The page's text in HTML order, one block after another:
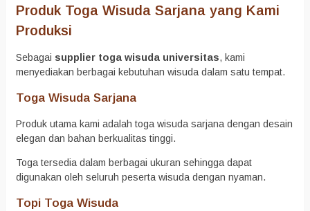
Produk Toga Wisuda Sarjana yang Kami
Produksi
Sebagai supplier toga wisuda universitas, kami
menyediakan berbagai kebutuhan wisuda dalam satu tempat.
Toga Wisuda Sarjana
Produk utama kami adalah toga wisuda sarjana dengan desain
elegan dan bahan berkualitas tinggi.
Toga tersedia dalam berbagai ukuran sehingga dapat
digunakan oleh seluruh peserta wisuda dengan nyaman.
Topi Toga Wisuda